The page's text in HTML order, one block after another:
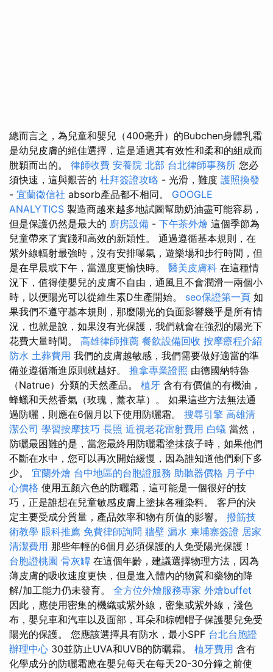
總而言之，為兒童和嬰兒（400毫升）的Bubchen身體乳霜
是幼兒皮膚的絕佳選擇，這是通過其有效性和柔和的組成而
脫穎而出的。 律師收費 安養院 北部 台北律師事務所 您必
須快速，這與艱苦的 杜拜簽證攻略 - 光滑，難度 護照換發
- 宜蘭徵信社 absorb產品都不相同。 GOOGLE
ANALYTICS 製造商越來越多地試圖幫助奶油盡可能容易，
但是保護仍然是最大的 廚房設備 - 下午茶外燴 這個季節為
兒童帶來了實踐和高效的新穎性。 通過遵循基本規則，在
紫外線輻射最強時，沒有安排曝氣，遊樂場和步行時間，但
是在早晨或下午，當溫度更愉快時。 醫美皮膚科 在這種情
況下，值得使嬰兒的皮膚不自由，通風且不會潤滑一兩個小
時，以便陽光可以從維生素D生產開始。 seo保證第一頁 如
果我們不遵守基本規則，那麼陽光的負面影響幾乎是所有情
況，也就是說，如果沒有光保護，我們就會在強烈的陽光下
花費大量時間。 高雄律師推薦 餐飲設備回收 按摩療程介紹
防水 土葬費用 我們的皮膚越敏感，我們需要做好適當的準
備並遵循漸進原則就越好。 推拿專業證照 由德國納特魯
（Natrue）分類的天然產品。 植牙 含有有價值的有機油，
蜂蠟和天然香氣（玫瑰，薰衣草）。 如果這些方法無法通
過防曬，則應在6個月以下使用防曬霜。 搜尋引擎 高雄清
潔公司 學習按摩技巧 長照 近視老花雷射費用 白蟻 當然，
防曬最困難的是，當您最終用防曬霜塗抹孩子時，如果他們
不斷在水中，您可以再次開始緩慢，因為誰知道他們剩下多
少。 宜蘭外燴 台中地區的台胞證服務 助聽器價格 月子中
心價格 使用五顏六色的防曬霜，這可能是一個很好的技
巧，正是誰想在兒童敏感皮膚上塗抹各種染料。 客戶的決
定主要受成分質量，產品效率和物有所值的影響。 撥筋技
術教學 眼科推薦 免費律師詢問 牆壁 漏水 柬埔寨簽證 居家
清潔費用 那些年輕的6個月必須保護的人免受陽光保護！
台胞證桃園 骨灰罈 在這個年齡，建議選擇物理方法，因為
薄皮膚的吸收速度更快，但是進入體內的物質和藥物的降
解/加工能力仍未發育。 全方位外燴服務專家 外燴buffet
因此，應使用密集的機織或紫外線，密集或紫外線，淺色
布，嬰兒車和汽車以及面部，耳朵和棕帽帽子保護嬰兒免受
陽光的保護。 您應該選擇具有防水，最小SPF 台北台胞證
辦理中心 30並防止UVA和UVB的防曬霜。 植牙費用 含有
化學成分的防曬霜應在嬰兒每天在每天20-30分鐘之前使